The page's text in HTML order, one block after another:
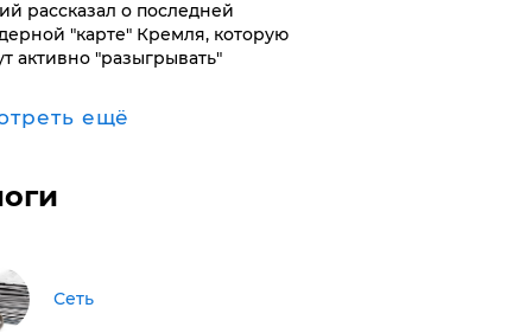
рассказал о последней
"карте" Кремля, которую
активно "разыгрывать"
ещё
Сеть